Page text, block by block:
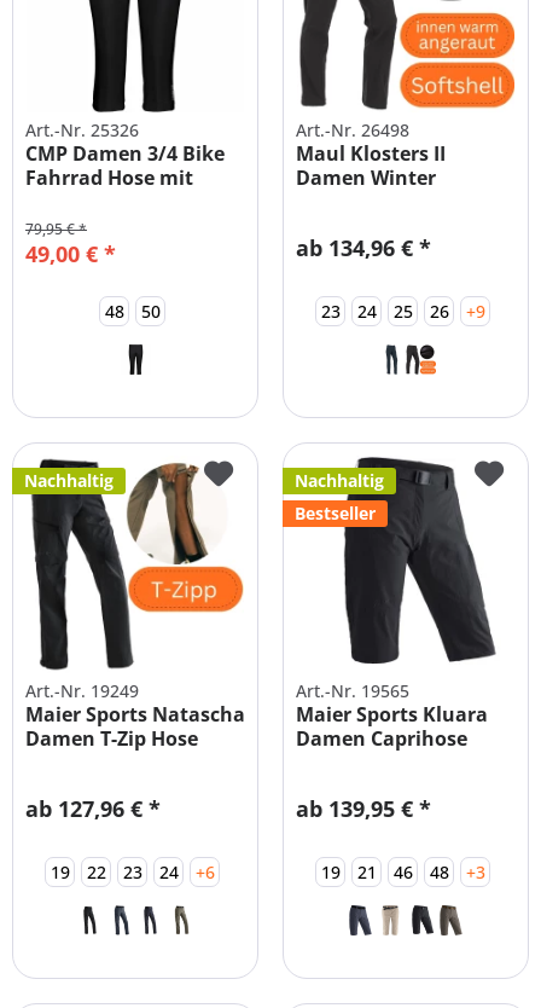
Art.-Nr. 25326
CMP Damen 3/4 Bike
Fahrrad Hose mit
49,00 € *
79,95 € *
48 50
Art.-Nr. 26498
Maul Klosters II
Damen Winter
ab 134,96 € *
23 24 25 26 +9
Nachhaltig
Art.-Nr. 19249
Maier Sports Natascha
Damen T-Zip Hose
ab 127,96 € *
19 22 23 24 +6
Nachhaltig
Bestseller
Art.-Nr. 19565
Maier Sports Kluara
Damen Caprihose
ab 139,95 € *
19 21 46 48 +3